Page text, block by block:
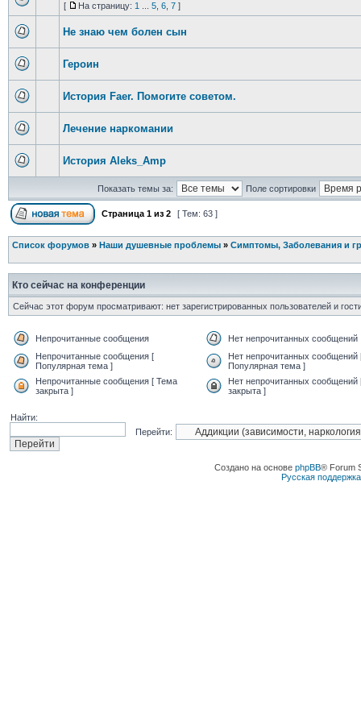
[ На страницу: 1 5, 6, 7]
Не знаю чем болен сын
Героин
История Faer. Помогите советом.
Лечение наркомании
История Aleks_Amp
Показать темы за: Поле сортировки
Страница 1из 2 [ Тем: 63 ]
Список форумов» Наши душевные проблемы» Симптомы, Заболевания и
Кто сейчас на конференции
Сейчас этот форум просматривают: нет зарегистрированных пользователей и
Непрочитанные сообщения
Нет непрочитанных сообщений
Непрочитанные сообщения [
Популярная тема ]
Нет непрочитанных сообщений
Популярная тема ]
Непрочитанные сообщения [ Тема
закрыта ]
Нет непрочитанных сообщений
закрыта ]
Найти:
Перейти:
Создано на основе phpBB® Forum
Русская